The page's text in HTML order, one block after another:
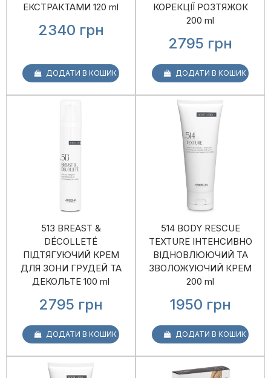
ДОДАТИ В КОШИК
ЕКСТРАКТАМИ 120 ml
2340 грн
ДОДАТИ В КОШИК
КОРЕКЦІЇ РОЗТЯЖОК
200 ml
2795 грн
ДОДАТИ В КОШИК
513 BREAST &
DÉCOLLETÉ
ПІДТЯГУЮЧИЙ КРЕМ
ДЛЯ ЗОНИ ГРУДЕЙ ТА
ДЕКОЛЬТЕ 100 ml
2795 грн
ДОДАТИ В КОШИК
514 BODY RESCUE
TEXTURE ІНТЕНСИВНО
ВІДНОВЛЮЮЧИЙ ТА
ЗВОЛОЖУЮЧИЙ КРЕМ
200 ml
1950 грн